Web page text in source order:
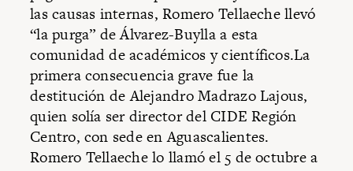
las causas internas, Romero Tellaeche llevó
“la purga” de Álvarez-Buylla a esta
comunidad de académicos y científicos.La
primera consecuencia grave fue la
destitución de Alejandro Madrazo Lajous,
quien solía ser director del CIDE Región
Centro, con sede en Aguascalientes.
Romero Tellaeche lo llamó el 5 de octubre a